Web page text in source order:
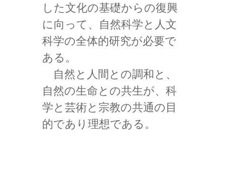
した文化の基礎からの復興
に向って、自然科学と人文
科学の全体的研究が必要で
ある。
自然と人間との調和と、
自然の生命との共生が、科
学と芸術と宗教の共通の目
的であり理想である。